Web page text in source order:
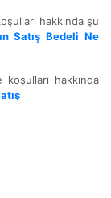
hakkında şu
Satış Bedeli Ne
hakkında